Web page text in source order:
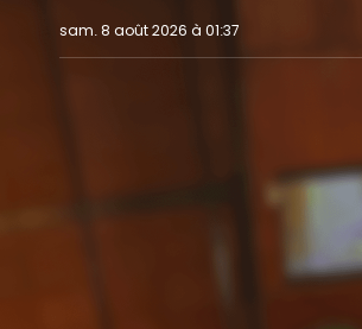
sam. 8 août 2026 à 01:37